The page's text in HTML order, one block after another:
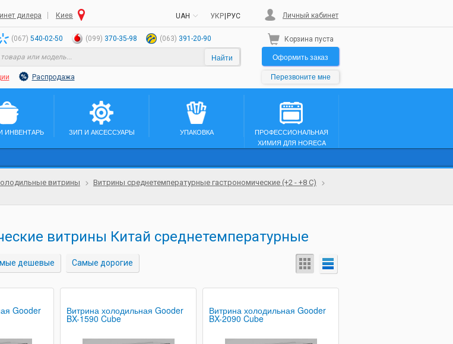
дилера Киев UAH РУС
УКР Личный кабинет
(067) 540-02-50 (099) 370-35-98 (063) 391-20-90
Найти
Распродажа
Корзина пуста
Оформить заказ
Перезвоните мне
ИНВЕНТАРЬ ЗИП И АКСЕССУАРЫ УПАКОВКА
ПРОФЕССИОНАЛЬНАЯ
ХИМИЯ ДЛЯ HORECA
витрины
Витрины среднетемпературные гастрономические (+2 - +8 С)
витрины Китай среднетемпературные
дешевые Самые дорогие
Gooder Витрина холодильная Gooder
BX-1590 Cube
Витрина холодильная Gooder
BX-2090 Cube